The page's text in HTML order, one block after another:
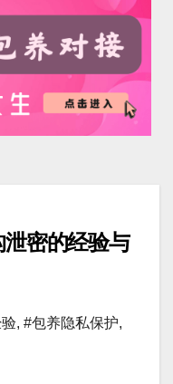
密的经验与
, #包养隐私保护,